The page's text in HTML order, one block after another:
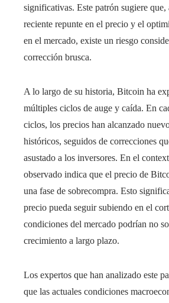
significativas. Este patrón sugiere que,
reciente repunte en el precio y el
en el mercado, existe un riesgo
corrección brusca.
A lo largo de su historia, Bitcoin ha
múltiples ciclos de auge y caída. En
ciclos, los precios han alcanzado
históricos, seguidos de correcciones
asustado a los inversores. En el
observado indica que el precio de
una fase de sobrecompra. Esto
precio pueda seguir subiendo en el
condiciones del mercado podrían no
crecimiento a largo plazo.
Los expertos que han analizado este
que las actuales condiciones